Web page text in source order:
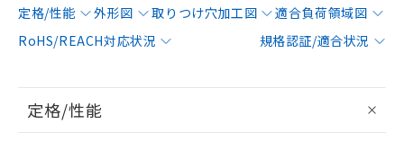
定格/性能 外形図 取りつけ穴加工図
適合負荷領域図
RoHS/REACH対応状況
規格認証/適合状況
定格/性能